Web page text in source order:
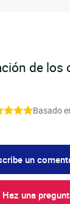
de los
Basado
un
Haz una